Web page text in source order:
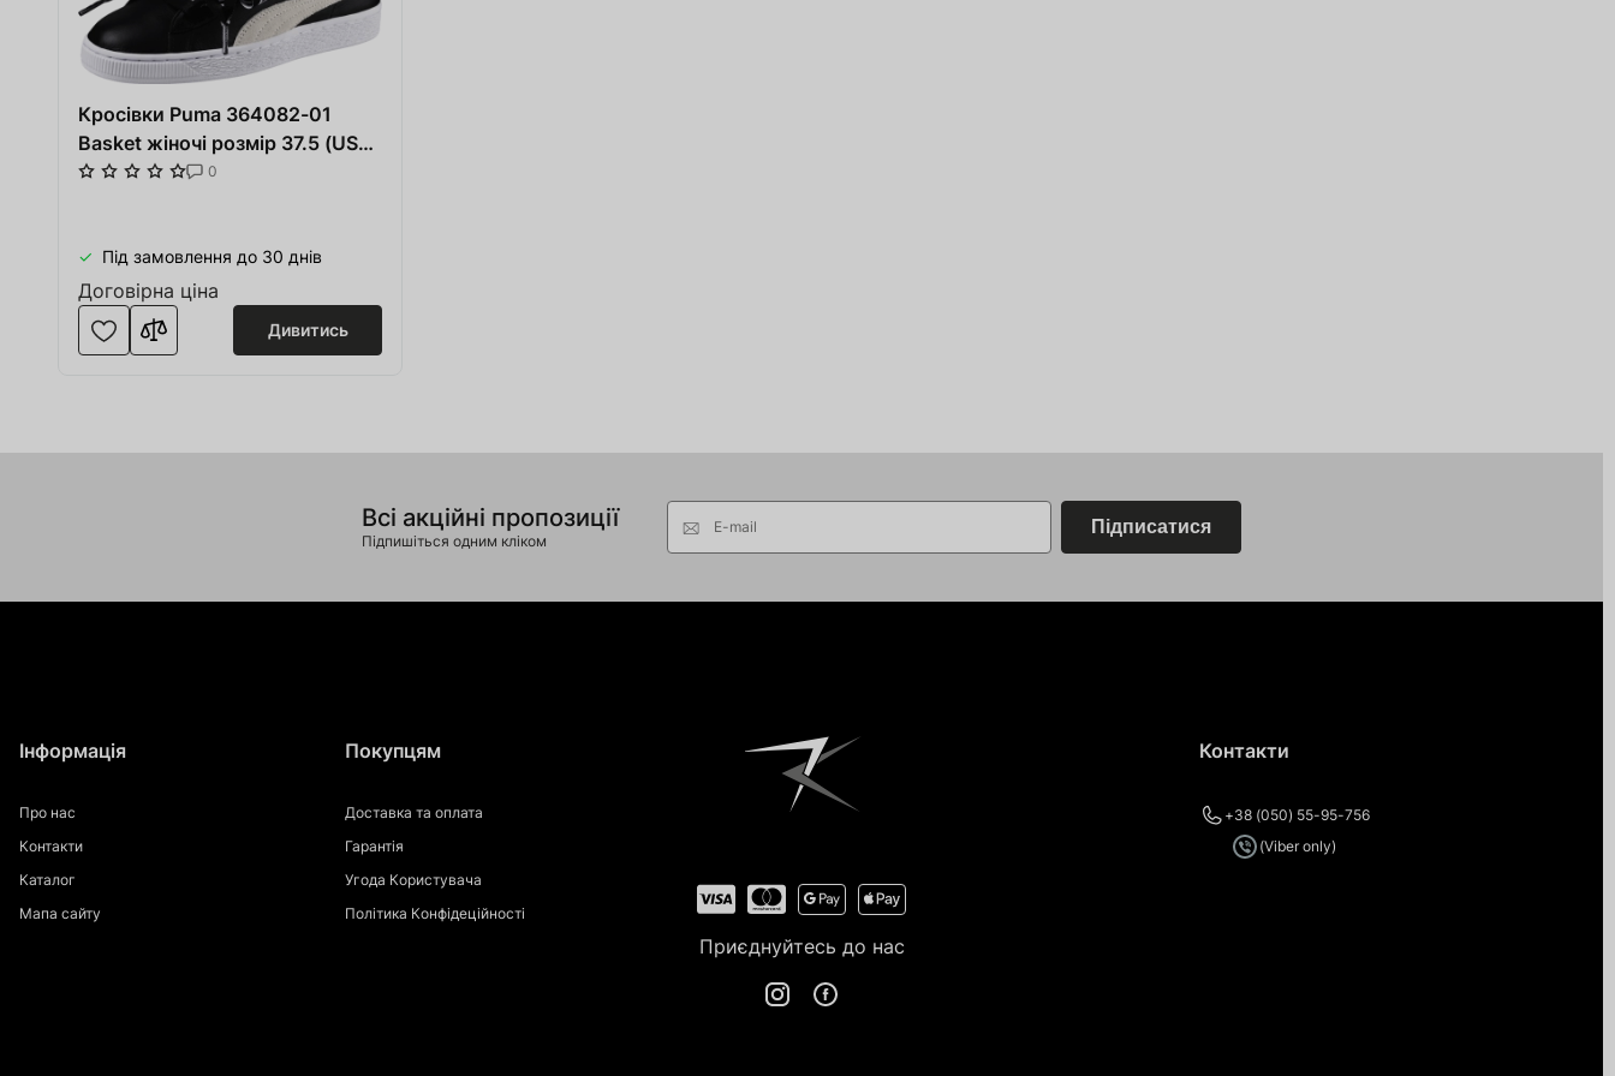
Кросівки Puma 364082-01
Basket жіночі розмір 37.5 (US
6.5) весна-літо чорні/білі
0
Під замовлення до 30 днів
Договірна ціна
Дивитись
Всі акційні пропозиції
Підпишіться одним кліком
E-mail Підписатися
Приєднуйтесь до нас
Інформація
Про нас
Контакти
Каталог
Мапа сайту
Покупцям
Доставка та оплата
Гарантія
Угода Користувача
Політика Конфідеційності
Контакти
+38 (050) 55-95-756
(Viber only)